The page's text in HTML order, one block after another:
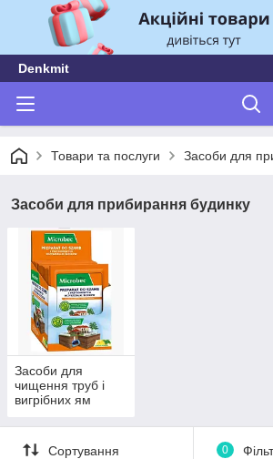
Denkmit
Товари та послуги Засоби для
Засоби для прибирання будинку
Засоби для
чищення труб і
вигрібних ям
Сортування 0